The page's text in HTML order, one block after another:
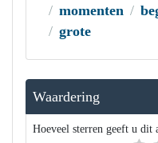
momenten
grote
Waardering
Hoeveel sterren geeft u dit